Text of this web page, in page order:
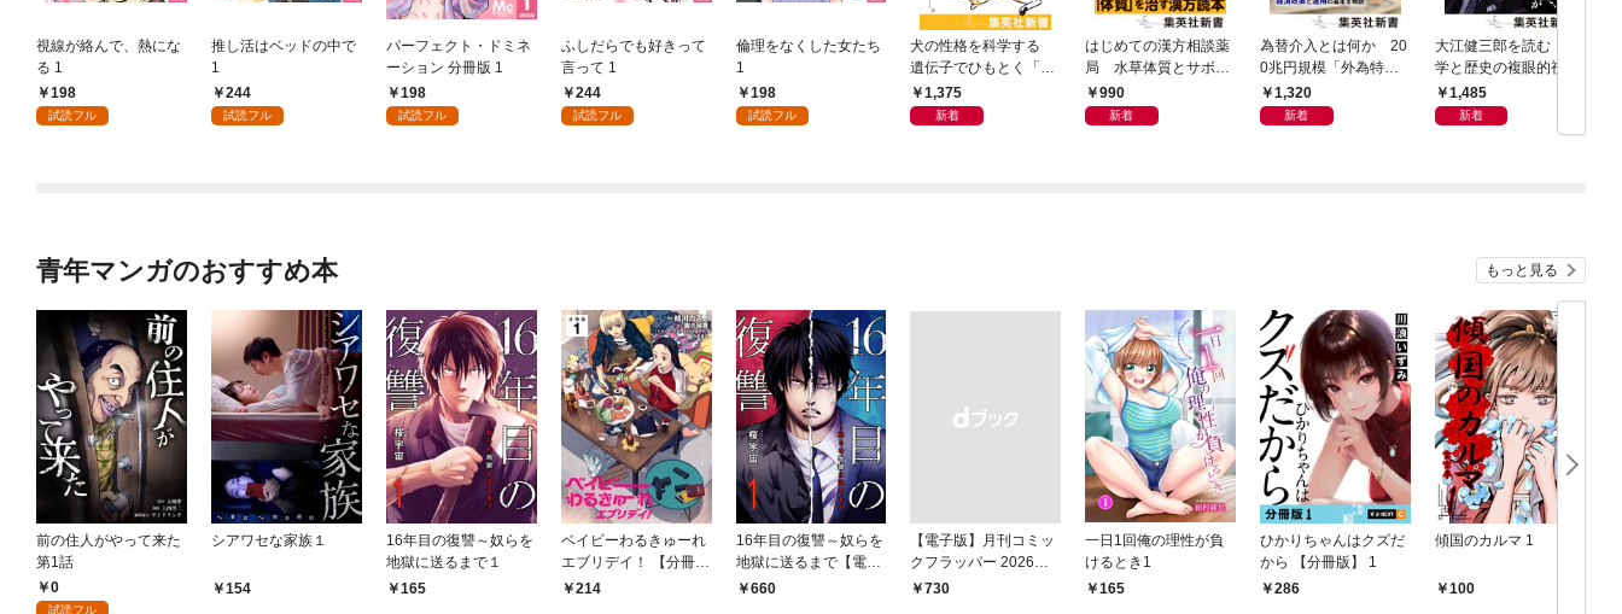
視線が絡んで、熱にな
る 1
198
試読フル
推し活はベッドの中で
1
244
試読フル
パーフェクト・ドミネ
ーション 分冊版 1
198
試読フル
ふしだらでも好きって
言って 1
244
試読フル
倫理をなくした女たち
1
198
試読フル
犬の性格を科学する
遺伝子でひもとく「最
良の友」の進化
1,375
新着
はじめての漢方相談薬
局 水草体質とサボテ
ン体質
990
新着
為替介入とは何か 20
0兆円規模「外為特
会」が生まれた謎
1,320
新着
大江健三郎を読む 文
学と歴史の複眼的視点
から1,485
新着
青年マンガのおすすめ本 もっと見る
前の住人がやって来た
第1話
0
試読フル
シアワセな家族１
154
16年目の復讐～奴らを
地獄に送るまで１
165
ベイビーわるきゅーれ
エブリデイ！ 【分冊
版】 1
214
16年目の復讐～奴らを
地獄に送るまで【電子
単行本版】１
660
【電子版】月刊コミッ
クフラッパー 2026年9
月号
￥730
一日1回俺の理性が負
けるとき1
165
ひかりちゃんはクズだ
から 【分冊版】 1
286
傾国のカルマ 1
100